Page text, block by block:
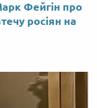
Фейгін про
росіян на